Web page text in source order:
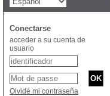
Conectarse
acceder a su cuenta de
usuario
Olvidé mi contraseña